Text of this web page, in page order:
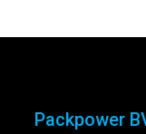
Packpower